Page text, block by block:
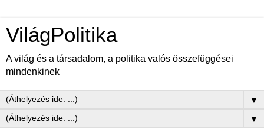
VilágPolitika
A világ és a társadalom, a politika valós összefüggései
mindenkinek
▼
▼